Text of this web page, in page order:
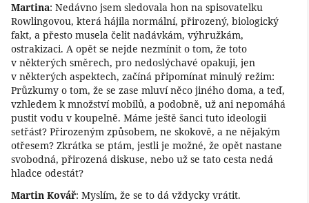
Martina: Nedávno jsem sledovala hon na spisovatelku
Rowlingovou, která hájila normální, přirozený, biologický
fakt, a přesto musela čelit nadávkám, výhružkám,
ostrakizaci. A opět se nejde nezmínit o tom, že toto
v některých směrech, pro nedoslýchavé opakuji, jen
v některých aspektech, začíná připomínat minulý režim:
Průzkumy o tom, že se zase mluví něco jiného doma, a teď,
vzhledem k množství mobilů, a podobně, už ani nepomáhá
pustit vodu v koupelně. Máme ještě šanci tuto ideologii
setřást? Přirozeným způsobem, ne skokově, a ne nějakým
otřesem? Zkrátka se ptám, jestli je možné, že opět nastane
svobodná, přirozená diskuse, nebo už se tato cesta nedá
hladce odestát?
Martin Kovář: Myslím, že se to dá vždycky vrátit.